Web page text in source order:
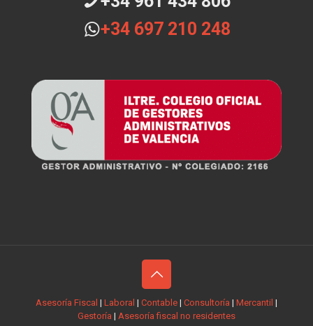
+34 697 210 248
Asesoría Fiscal | Laboral | Contable | Consultoría | Mercantil |
Gestoría | Asesoría fiscal no residentes